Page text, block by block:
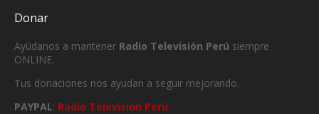
Donar
Ayúdanos a mantener Radio Televisión Perú siempre
ONLINE.
Tus donaciones nos ayudan a seguir mejorando.
PAYPAL: Radio Televisión Perú